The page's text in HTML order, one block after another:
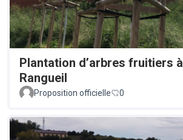
Plantation d’arbres fruitiers à
Rangueil
Proposition officielle 0